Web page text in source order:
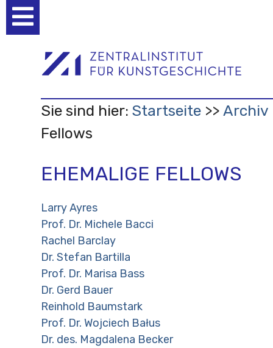
Werkzeuge
Sie sind hier: Startseite
Archiv
Fellows
EHEMALIGE FELLOWS
Larry Ayres
Prof. Dr. Michele Bacci
Rachel Barclay
Dr. Stefan Bartilla
Prof. Dr. Marisa Bass
Dr. Gerd Bauer
Reinhold Baumstark
Prof. Dr. Wojciech Bałus
Dr. des. Magdalena Becker